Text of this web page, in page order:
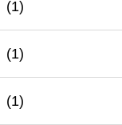
(1)
(1)
(1)